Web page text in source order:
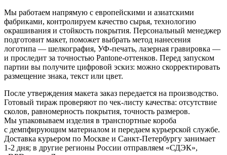
Мы работаем напрямую с европейскими и азиатскими
фабриками, контролируем качество сырья, технологию
окрашивания и стойкость покрытия. Персональный менеджер
подготовит макет, поможет выбрать метод нанесения
логотипа — шелкография, УФ-печать, лазерная гравировка —
и проследит за точностью Pantone-оттенков. Перед запуском
партии вы получите цифровой эскиз: можно скорректировать
размещение знака, текст или цвет.
После утверждения макета заказ передается на производство.
Готовый тираж проверяют по чек-листу качества: отсутствие
сколов, равномерность покрытия, точность размеров.
Мы упаковываем изделия в транспортные короба
с демпфирующим материалом и передаем курьерской службе.
Доставка курьером по Москве и Санкт-Петербургу занимает
1-2 дня; в другие регионы России отправляем «СДЭК»,